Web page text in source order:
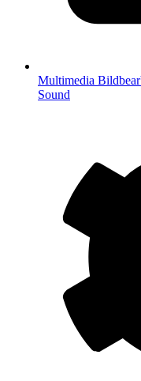
Multimedia
Sound